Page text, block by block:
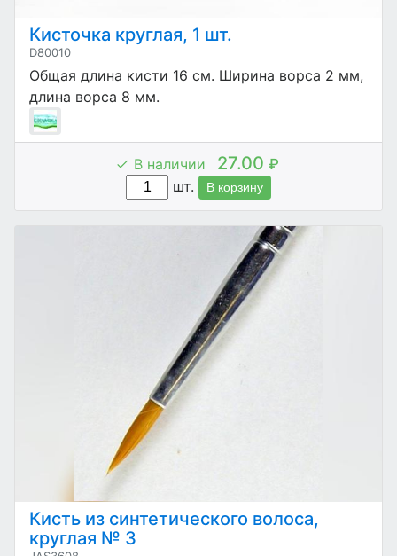
Кисточка круглая, 1 шт.
D80010
Общая длина кисти 16 см. Ширина ворса 2 мм,
длина ворса 8 мм.
В наличии 27.00 ₽
шт.
В корзину
Кисть из синтетического волоса,
круглая № 3